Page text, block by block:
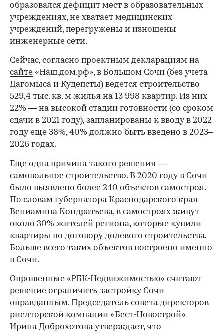
образовался дефицит мест в образовательных
учреждениях, не хватает медицинских
учреждений, перегружены и изношены
инженерные сети.
Сейчас, согласно проектным декларациям на
сайте «Наш.дом.рф», в Большом Сочи (без учета
Дагомыса и Кудепсты) ведется строительство
529,4 тыс. кв. м жилья на 13 998 квартир. Из них
22% — на высокой стадии готовности (со сроком
сдачи в 2021 году), запланированы к вводу в 2022
году еще 38%, 40% должно быть введено в 2023–
2026 годах.
Еще одна причина такого решения —
самовольное строительство. В 2020 году в Сочи
было выявлено более 240 объектов самостроя.
По словам губернатора Краснодарского края
Вениамина Кондратьева, в самостроях живут
около 30% жителей региона, которые купили
квартиры по договору долевого строительства.
Больше всего таких объектов построено именно
в Сочи.
Опрошенные «РБК-Недвижимостью» считают
решение ограничить застройку Сочи
оправданным. Председатель совета директоров
риелторской компании «Бест-Новострой»
Ирина Доброхотова утверждает, что